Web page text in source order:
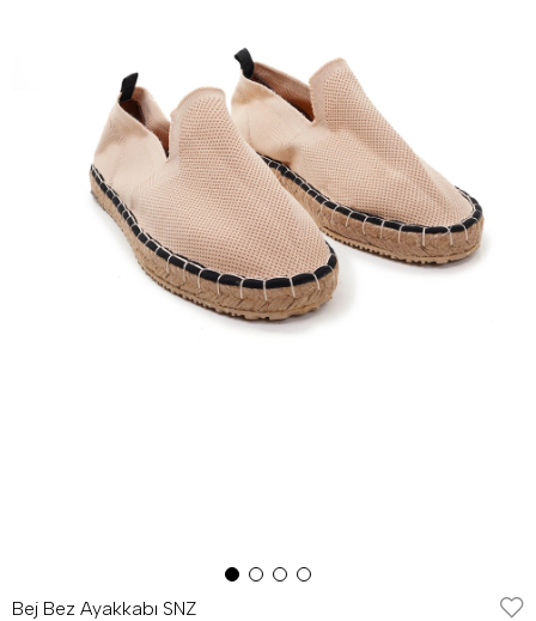
Bej Bez Ayakkabı SNZ